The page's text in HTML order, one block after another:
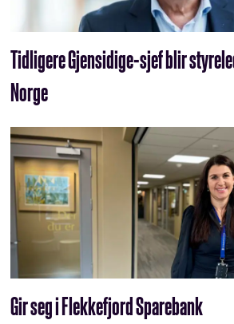
Tidligere Gjensidige-sjef blir
Norge
Gir seg i Flekkefjord Sparebank